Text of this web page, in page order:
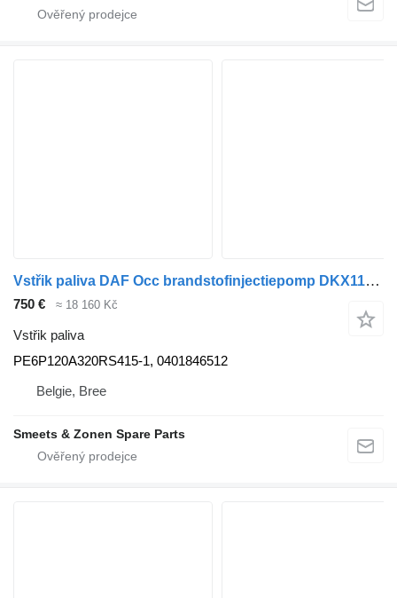
Vstřik paliva DAF Occ brandstofinjectiepomp DKX1160 PE6P120A320RS415-1 pro nákladní auta
750 € ≈ 18 160 Kč
Vstřik paliva
PE6P120A320RS415-1, 0401846512
Belgie, Bree
Smeets & Zonen Spare Parts